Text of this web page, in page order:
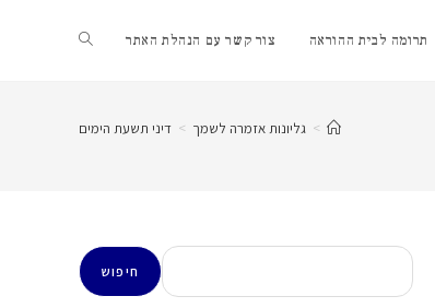
תרומה לבית ההוראה צור קשר עם הנהלת האתר Toggle
website > גליונות אזמרה לשמך > דיני תשעת הימים
חיפוש
חיפוש